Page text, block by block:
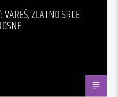
VAREŠ, ZLATNO SRCE